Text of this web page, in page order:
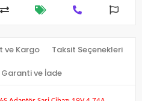
ve Kargo Taksit Seçenekleri
Garanti ve İade